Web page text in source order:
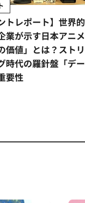
トレポート】世界的
業が示す日本アニメ
価値」とは？ストリ
時代の羅針盤「デー
要性